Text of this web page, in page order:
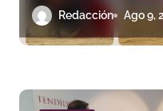
r
aroma de
Redacción Ago 9,